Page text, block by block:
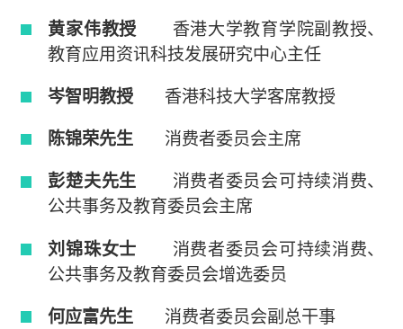
黄家伟教授 香港大学教育学院副教授、
教育应用资讯科技发展研究中心主任
岑智明教授香港科技大学客席教授
陈锦荣先生 消费者委员会主席
彭楚夫先生 消费者委员会可持续消费、
公共事务及教育委员会主席
刘锦珠女士 消费者委员会可持续消费、
公共事务及教育委员会增选委员
何应富先生 消费者委员会副总干事